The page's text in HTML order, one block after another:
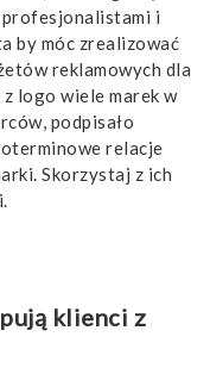
profesjonalistami i
by móc zrealizować
reklamowych dla
logo wiele marek w
podpisało
relacje
Skorzystaj z ich
klienci z